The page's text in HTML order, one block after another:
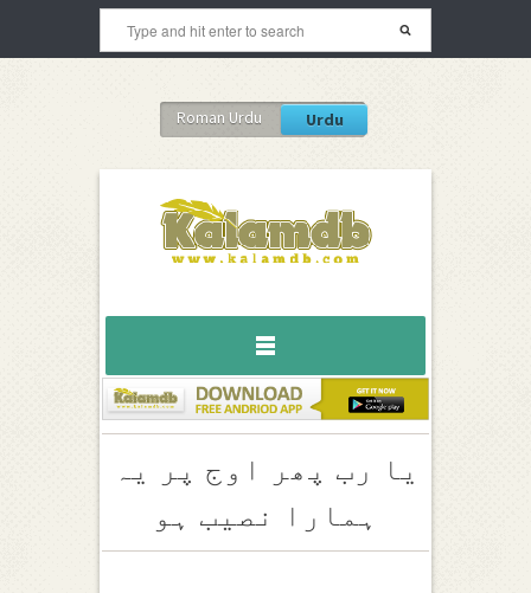
Roman Urdu Urdu
یا رب پھر اوج پر یہ
ہمارا نصیب ہو